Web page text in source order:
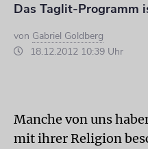
Das Taglit-Programm
von Gabriel Goldberg
18.12.2012 10:39 Uhr
Manche von uns
mit ihrer Religion